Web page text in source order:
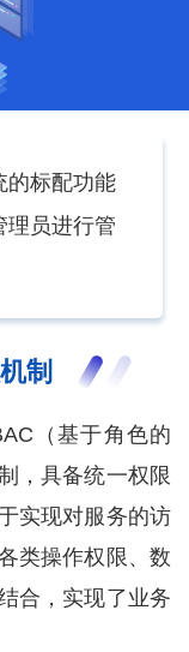
的标配功能
理员进行管
制
（基于角色的
，具备统一权限
实现对服务的访
类操作权限、数
合，实现了业务